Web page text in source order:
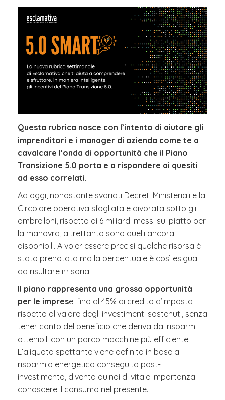
Questa rubrica nasce con l’intento di aiutare gli
imprenditori e i manager di azienda come te a
cavalcare l’onda di opportunità che il Piano
Transizione 5.0 porta e a rispondere ai quesiti
ad esso correlati.
Ad oggi, nonostante svariati Decreti Ministeriali e la
Circolare operativa sfogliata e divorata sotto gli
ombrelloni, rispetto ai 6 miliardi messi sul piatto per
la manovra, altrettanto sono quelli ancora
disponibili. A voler essere precisi qualche risorsa è
stato prenotata ma la percentuale è così esigua
da risultare irrisoria.
Il piano rappresenta una grossa opportunità
per le imprese: fino al 45% di credito d’imposta
rispetto al valore degli investimenti sostenuti, senza
tener conto del beneficio che deriva dai risparmi
ottenibili con un parco macchine più efficiente.
L’aliquota spettante viene definita in base al
risparmio energetico conseguito post-
investimento, diventa quindi di vitale importanza
conoscere il consumo nel presente.